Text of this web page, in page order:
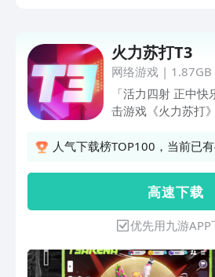
天小编就给大家总结五款自认为好玩
火力苏打T3
网络游戏| 1.87GB
「活力四射 正中
击游戏《火力苏打
能开启一场轻松刺
集，努力成为联赛
5分钟的多种玩法
动开火功能，无论
神，还是偏爱组队
享受最纯粹的对喷
人气下载榜TOP100，当前已
高 速 下 载
优先用九游APP